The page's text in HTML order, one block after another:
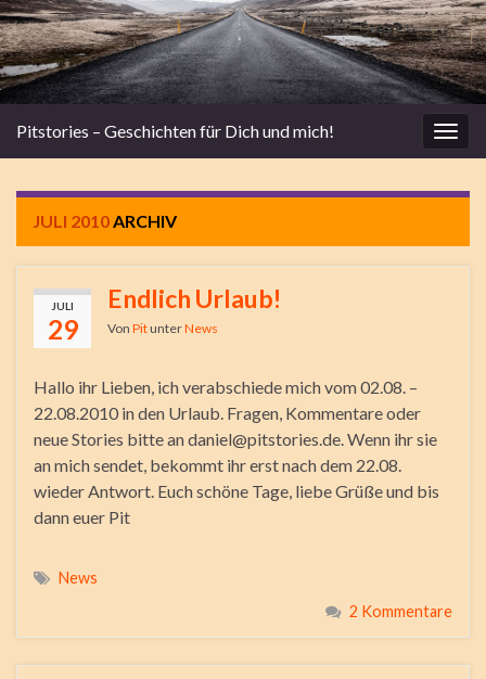
Pitstories – Geschichten für Dich und mich!
JULI 2010 ARCHIV
JULI
29
Endlich Urlaub!
Von PitunterNews
Hallo ihr Lieben, ich verabschiede mich vom 02.08. –
22.08.2010 in den Urlaub. Fragen, Kommentare oder
neue Stories bitte an daniel@pitstories.de. Wenn ihr sie
an mich sendet, bekommt ihr erst nach dem 22.08.
wieder Antwort. Euch schöne Tage, liebe Grüße und bis
dann euer Pit
News
2 Kommentare